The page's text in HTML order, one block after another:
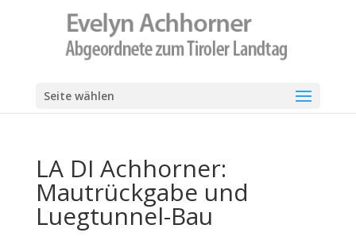
Seite wählen
LA DI Achhorner:
Mautrückgabe und
Luegtunnel-Bau